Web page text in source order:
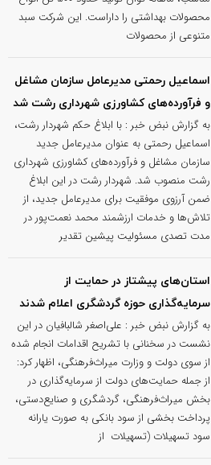
محصولات بهداشتی را داراست. این شرکت سبد
متنوعی از محصولات
اسماعیل رحمتی مدیرعامل سازمان مشاغل
و فرآورده‌های کشاورزی شهرداری رشت شد
به گزارش نبض خبر : با ابلاغ حکم شهردار رشت،
اسماعیل رحمتی به عنوان مدیرعامل جدید
سازمان مشاغل و فرآورده‌های کشاورزی شهرداری
رشت منصوب شد. شهردار رشت در این ابلاغ
ضمن آرزوی موفقیت برای مدیرعامل جدید، از
تلاش‌ها و خدمات ارزشمند محمد نعمت‌پور در
مدت تصدی مسئولیت پیشین تقدیر
استان‌های پیشتاز در حمایت از
سرمایه‌گذاری حوزه گردشگری اعلام شدند
به گزارش نبض خبر : علی‌اصغر شالبافیان در این
نشست در سخنانی با تشریح اقدامات انجام شده
از سوی دولت و وزارت میراث‌فرهنگی، اظهار کرد:
از جمله حمایت‌های دولت از سرمایه‌گذاری در
بخش میراث‌فرهنگی، گردشگری و صنایع‌دستی،
پرداخت بخشی از سود بانکی به صورت یارانه
سود تسهیلات (تسهیلات از